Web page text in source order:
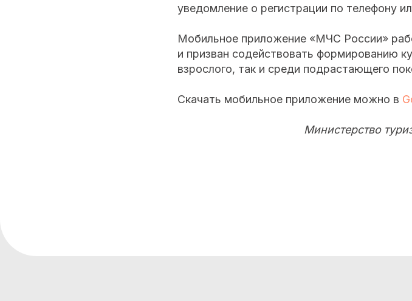
уведомление о регистрации по телефону
Мобильное приложение «МЧС России»
и призван содействовать формированию
взрослого, так и среди подрастающего
Скачать мобильное приложение можно в
Министерство